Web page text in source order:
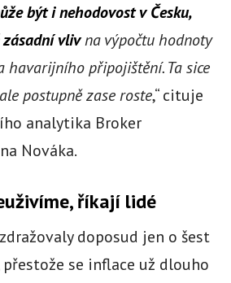
být i nehodovost v Česku,
vlivna výpočtu hodnoty
havarijního připojištění. Ta sice
postupně zase roste,“ cituje
analytika Broker
Nováka.
říkají lidé
doposud jen o šest
se inflace už dlouho